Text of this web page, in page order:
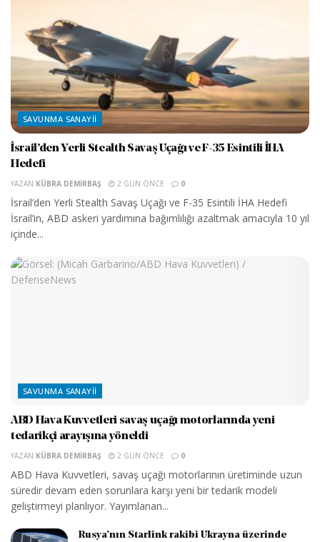
SAVUNMA SANAYII
İsrail’den Yerli Stealth Savaş Uçağı ve F-35 Esintili İHA
Hedefi
YAZAN KÜBRA DEMIRBAŞ 2 GÜN ÖNCE 0
İsrail’den Yerli Stealth Savaş Uçağı ve F-35 Esintili İHA Hedefi
İsrail’in, ABD askeri yardımına bağımlılığı azaltmak amacıyla 10 yıl
içinde...
SAVUNMA SANAYII
ABD Hava Kuvvetleri savaş uçağı motorlarında yeni
tedarikçi arayışına yöneldi
YAZAN KÜBRA DEMIRBAŞ 2 GÜN ÖNCE 0
ABD Hava Kuvvetleri, savaş uçağı motorlarının üretiminde uzun
süredir devam eden sorunlara karşı yeni bir tedarik modeli
geliştirmeyi planlıyor. Yayımlanan...
Rusya’nın Starlink rakibi Ukrayna üzerinde